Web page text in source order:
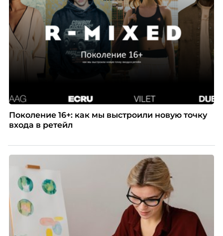
Поколение 16+: как мы выстроили новую точку
входа в ретейл